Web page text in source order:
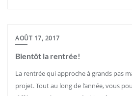
AOÛT 17, 2017
Bientôt la rentrée!
La rentrée qui approche à grands pas
projet. Tout au long de l’année, vous